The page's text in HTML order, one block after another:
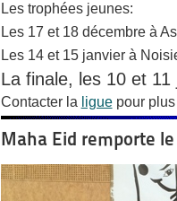
Les trophées jeunes:
Les 17 et 18 décembre à
Les 14 et 15 janvier à
La finale, les 10 et
Contacter la liguepour plus
Maha Eid remporte